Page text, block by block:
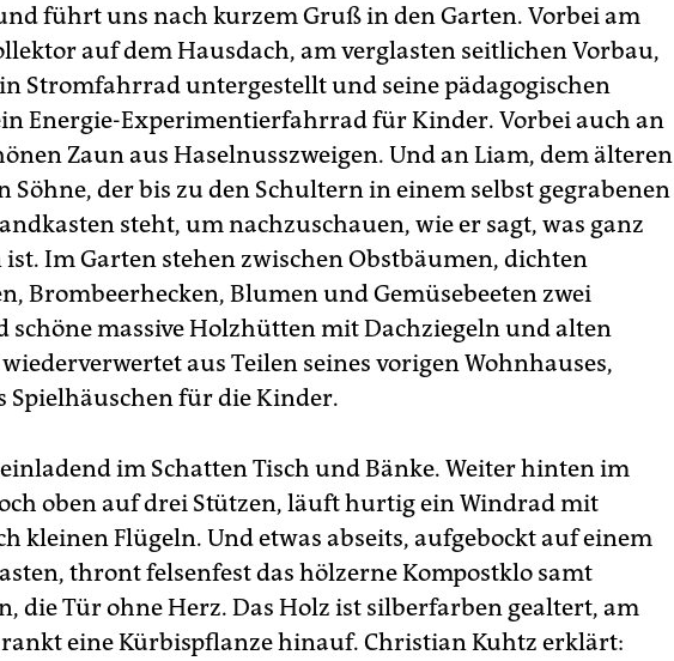
führt uns nach kurzem Gruß in den Garten. Vorbei am
auf dem Hausdach, am verglasten seitlichen Vorbau,
Stromfahrrad untergestellt und seine pädagogischen
Energie-Experimentierfahrrad für Kinder. Vorbei auch an
Zaun aus Haselnusszweigen. Und an Liam, dem älteren
Söhne, der bis zu den Schultern in einem selbst gegrabenen
steht, um nachzuschauen, wie er sagt, was ganz
Im Garten stehen zwischen Obstbäumen, dichten
Brombeerhecken, Blumen und Gemüsebeeten zwei
schöne massive Holzhütten mit Dachziegeln und alten
aus Teilen seines vorigen Wohnhauses,
Spielhäuschen für die Kinder.
im Schatten Tisch und Bänke. Weiter hinten im
oben auf drei Stützen, läuft hurtig ein Windrad mit
kleinen Flügeln. Und etwas abseits, aufgebockt auf einem
thront felsenfest das hölzerne Kompostklo samt
die Tür ohne Herz. Das Holz ist silberfarben gealtert, am
eine Kürbispflanze hinauf. Christian Kuhtz erklärt: